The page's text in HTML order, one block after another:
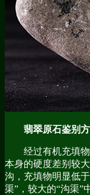
翡翠原石鉴别
经过有机充填
本身的硬度差别较
沟，充填物明显低
渠”，较大的“沟渠”